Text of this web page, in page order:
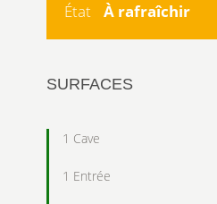
État
À rafraîchir
SURFACES
1 Cave
1 Entrée